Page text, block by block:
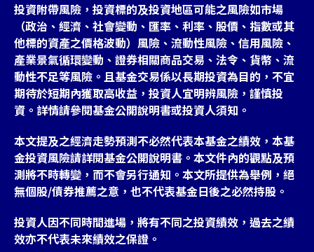
投資附帶風險，投資標的及投資地區可能之風險如市場
（政治、經濟、社會變動、匯率、利率、股價、指數或其
他標的資產之價格波動）風險、流動性風險、信用風險、
產業景氣循環變動、證券相關商品交易、法令、貨幣、流
動性不足等風險。且基金交易係以長期投資為目的，不宜
期待於短期內獲取高收益，投資人宜明辨風險，謹慎投
資。詳情請參閱基金公開說明書或投資人須知。
本文提及之經濟走勢預測不必然代表本基金之績效，本基
金投資風險請詳閱基金公開說明書。本文件內的觀點及預
測將不時轉變，而不會另行通知。本文所提供為舉例，絕
無個股/債券推薦之意，也不代表基金日後之必然持股。
投資人因不同時間進場，將有不同之投資績效，過去之績
效亦不代表未來績效之保證。